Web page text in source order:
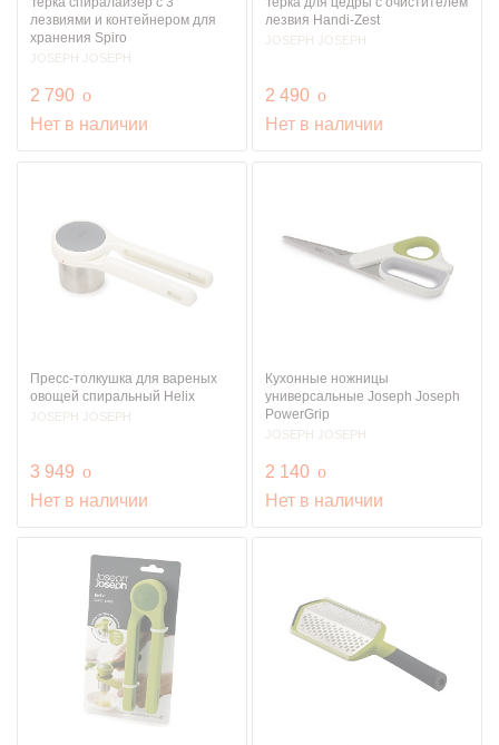
лезвиями и контейнером для
хранения Spiro
JOSEPH JOSEPH
2 790 руб.
o
Нет в наличии
лезвия Handi-Zest
JOSEPH JOSEPH
2 490 руб.
o
Нет в наличии
Пресс-толкушка для вареных
овощей спиральный Helix
JOSEPH JOSEPH
3 949 руб.
o
Нет в наличии
Кухонные ножницы
универсальные Joseph Joseph
PowerGrip
JOSEPH JOSEPH
2 140 руб.
o
Нет в наличии